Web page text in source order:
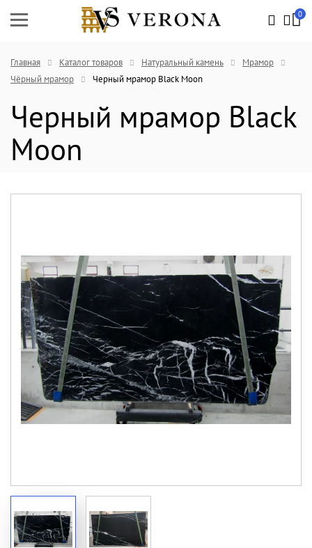
0
Главная Каталог товаров Натуральный камень
Мрамор
Чёрный мрамор
Черный мрамор Black Moon
Черный мрамор Black
Moon